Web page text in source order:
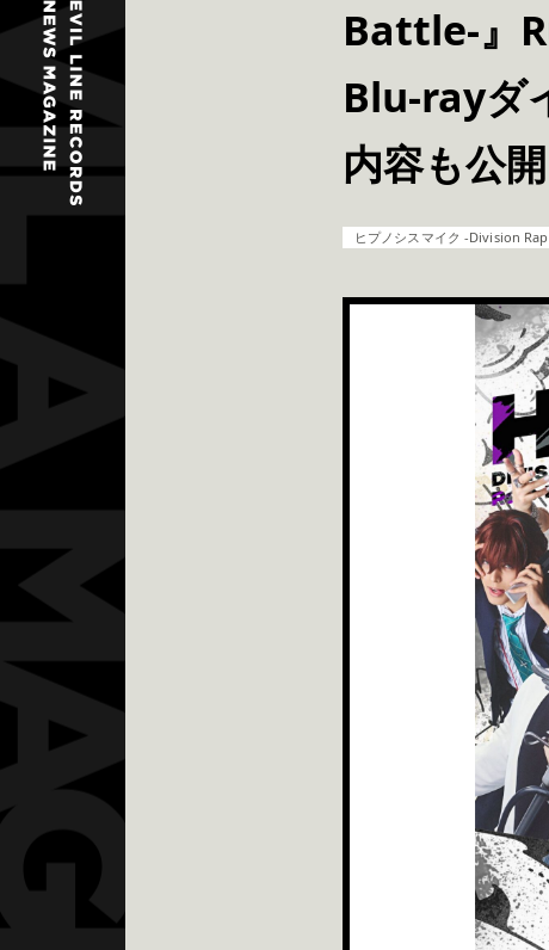
Battle-』
Blu-rayダ
内容も公開
ヒプノシスマイク -Division